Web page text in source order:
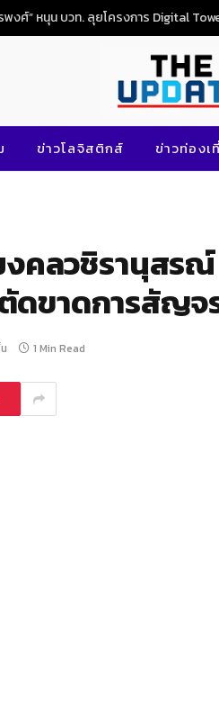
ข่าวโลจิสติกส์ ข่าวท่องเ
งคลวชิรานุสรณ์
ดขาดการสัญจ
1 Min Read